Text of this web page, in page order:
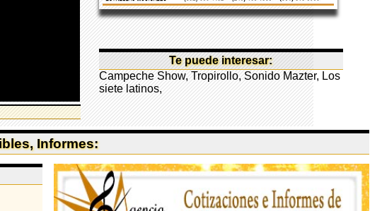
Te puede interesar:
Campeche Show, Tropirollo, Sonido Mazter, Los
siete latinos,
Informes: